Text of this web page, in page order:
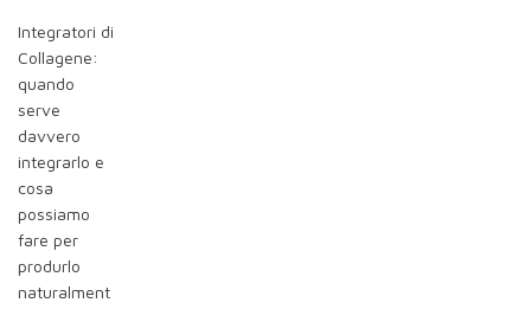
Integratori di
Collagene:
quando
serve
davvero
integrarlo e
cosa
possiamo
fare per
produrlo
naturalment